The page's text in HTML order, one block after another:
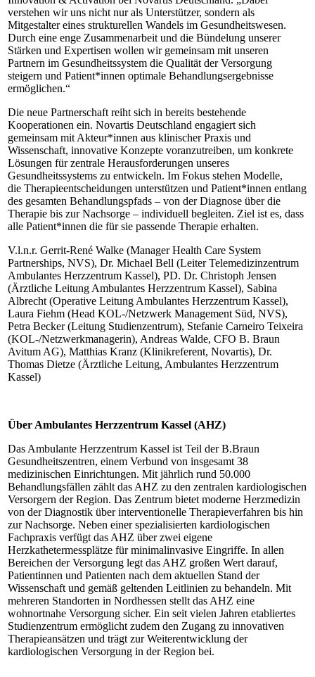
verstehen wir uns nicht nur als Unterstützer, sondern als
Mitgestalter eines strukturellen Wandels im Gesundheitswesen.
Durch eine enge Zusammenarbeit und die Bündelung unserer
Stärken und Expertisen wollen wir gemeinsam mit unseren
Partnern im Gesundheitssystem die Qualität der Versorgung
steigern und Patient*innen optimale Behandlungsergebnisse
ermöglichen.“
Die neue Partnerschaft reiht sich in bereits bestehende
Kooperationen ein. Novartis Deutschland engagiert sich
gemeinsam mit Akteur*innen aus klinischer Praxis und
Wissenschaft, innovative Konzepte voranzutreiben, um konkrete
Lösungen für zentrale Herausforderungen unseres
Gesundheitssystems zu entwickeln. Im Fokus stehen Modelle,
die Therapieentscheidungen unterstützen und Patient*innen entlang
des gesamten Behandlungspfads – von der Diagnose über die
Therapie bis zur Nachsorge – individuell begleiten. Ziel ist es, dass
alle Patient*innen die für sie passende Therapie erhalten.
V.l.n.r. Gerrit-René Walke (Manager Health Care System
Partnerships, NVS), Dr. Michael Bell (Leiter Telemedizinzentrum
Ambulantes Herzzentrum Kassel), PD. Dr. Christoph Jensen
(Ärztliche Leitung Ambulantes Herzzentrum Kassel), Sabina
Albrecht (Operative Leitung Ambulantes Herzzentrum Kassel),
Laura Fiehm (Head KOL-/Netzwerk Management Süd, NVS),
Petra Becker (Leitung Studienzentrum), Stefanie Carneiro Teixeira
(KOL-/Netzwerkmanagerin), Andreas Walde, CFO B. Braun
Avitum AG), Matthias Kranz (Klinikreferent, Novartis), Dr.
Thomas Dietze (Ärztliche Leitung, Ambulantes Herzzentrum
Kassel)
Über Ambulantes Herzzentrum Kassel (AHZ)
Das Ambulante Herzzentrum Kassel ist Teil der B.Braun
Gesundheitszentren, einem Verbund von insgesamt 38
medizinischen Einrichtungen. Mit jährlich rund 50.000
Behandlungsfällen zählt das AHZ zu den zentralen kardiologischen
Versorgern der Region. Das Zentrum bietet moderne Herzmedizin
von der Diagnostik über interventionelle Therapieverfahren bis hin
zur Nachsorge. Neben einer spezialisierten kardiologischen
Fachpraxis verfügt das AHZ über zwei eigene
Herzkathetermessplätze für minimalinvasive Eingriffe. In allen
Bereichen der Versorgung legt das AHZ großen Wert darauf,
Patientinnen und Patienten nach dem aktuellen Stand der
Wissenschaft und gemäß geltenden Leitlinien zu behandeln. Mit
mehreren Standorten in Nordhessen stellt das AHZ eine
wohnortnahe Versorgung sicher. Ein seit vielen Jahren etabliertes
Studienzentrum ermöglicht zudem den Zugang zu innovativen
Therapieansätzen und trägt zur Weiterentwicklung der
kardiologischen Versorgung in der Region bei.